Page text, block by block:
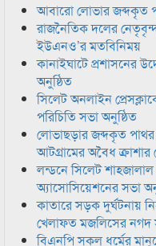
আবারো লোভার জব্দকৃত
রাজনৈতিক দলের
ইউএনও’র মতবিনিময়
কানাইঘাটে প্রশাসনের
অনুষ্ঠিত
সিলেট অনলাইন
পরিচিতি সভা অনুষ্ঠিত
লোভাছড়ার জব্দকৃত পাথর
আটগ্রামের অবৈধ
লন্ডনে সিলেট
অ্যাসোসিয়েশনের সভা
কাতারে সড়ক দুর্ঘটনায়
খেলাফত মজলিসের নগদ
বিএনপি সকল ধর্মের